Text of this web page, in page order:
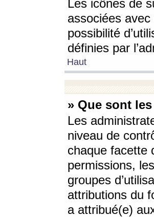
Les icônes de
associées
possibilité
définies par
Haut
» Que sont
Les
niveau de
chaque facette
permissions,
groupes
attributions du
a attribué(e)